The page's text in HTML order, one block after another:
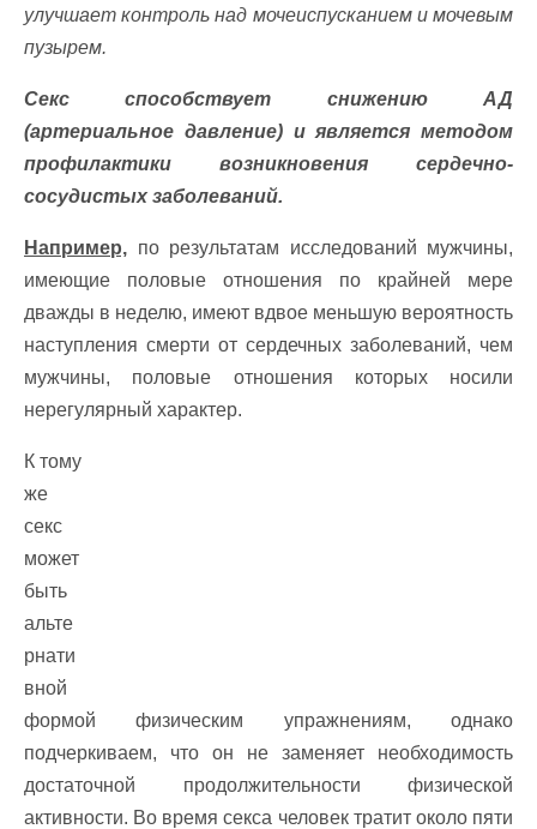
улучшает контроль над мочеиспусканием и мочевым
пузырем.
Секс способствует снижению АД
(артериальное давление) и является методом
профилактики возникновения сердечно-
сосудистых заболеваний.
Например, по результатам исследований мужчины,
имеющие половые отношения по крайней мере
дважды в неделю, имеют вдвое меньшую вероятность
наступления смерти от сердечных заболеваний, чем
мужчины, половые отношения которых носили
нерегулярный характер.
К тому
же
секс
может
быть
альте
рнати
вной
формой физическим упражнениям, однако
подчеркиваем, что он не заменяет необходимость
достаточной продолжительности физической
активности. Во время секса человек тратит около пяти